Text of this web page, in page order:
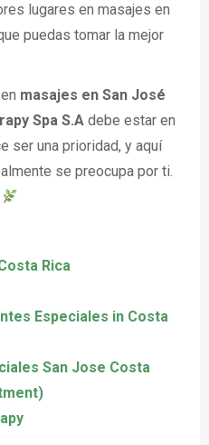
lugares en masajes en
puedas tomar la mejor
masajes en San José
Spa S.A debe estar en
ser una prioridad, y aquí
se preocupa por ti.
Rica
Especiales in Costa
San Jose Costa